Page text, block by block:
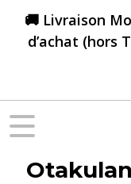
🚚 Livraison
d’achat (hors